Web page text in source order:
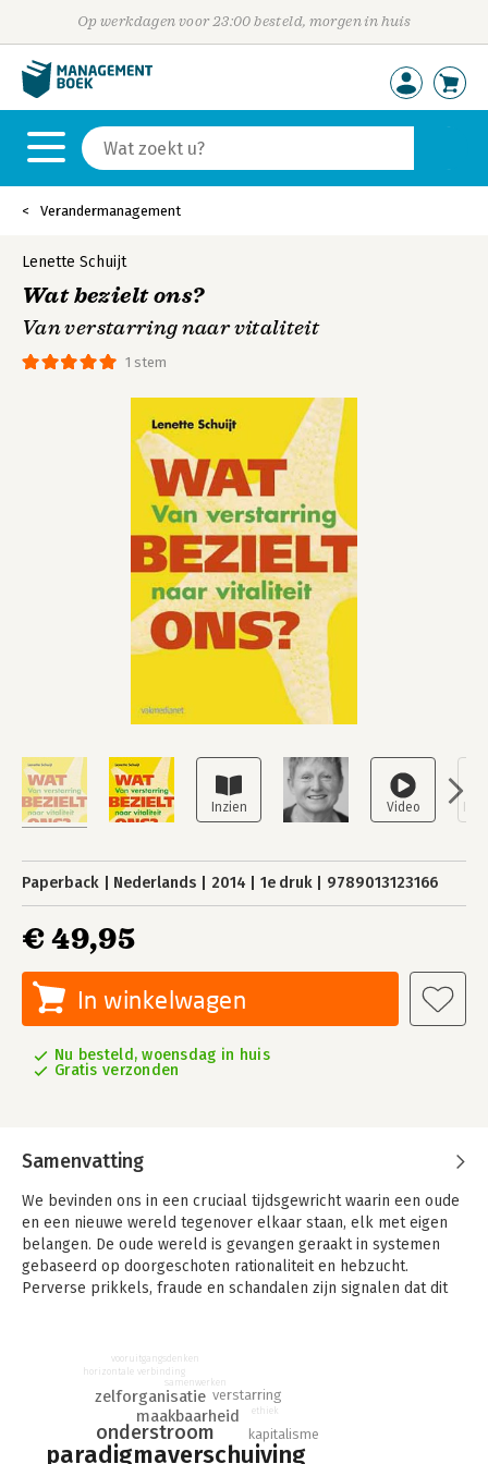
Op werkdagen voor 23:00 besteld, morgen in huis
Verandermanagement
1 stem
Lenette Schuijt
Wat bezielt ons?
Van verstarring naar vitaliteit
Paperback Nederlands 2014 1e druk 9789013123166
€ 49,95
In winkelwagen
Nu besteld, woensdag in huis
Gratis verzonden
Samenvatting
We bevinden ons in een cruciaal tijdsgewricht waarin een oude
en een nieuwe wereld tegenover elkaar staan, elk met eigen
belangen. De oude wereld is gevangen geraakt in systemen
gebaseerd op doorgeschoten rationaliteit en hebzucht.
Perverse prikkels, fraude en schandalen zijn signalen dat dit
creativiteit zichtbaar. Talloze mensen nemen samen met
gelijkgestemden het heft in eigen handen. Ze zetten
alternatieve bedrijven, initiatieven, experimenten en projecten
op, die met elkaar een revolutionaire onderstroom vormen. In
deze nieuwe wereld gelden wezenlijk andere principes, zoals
paradigmaverschuiving
onderstroom
maakbaarheid
zelforganisatie verstarring
kapitalisme
samenwerken
horizontale verbinding
vooruitgangsdenken
ethiek